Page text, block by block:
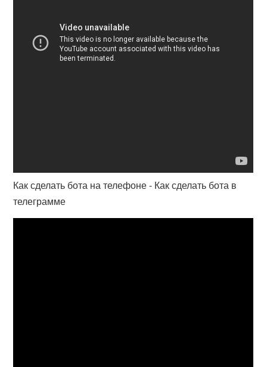
Как сделать бота на телефоне - Как сделать бота в
телеграмме